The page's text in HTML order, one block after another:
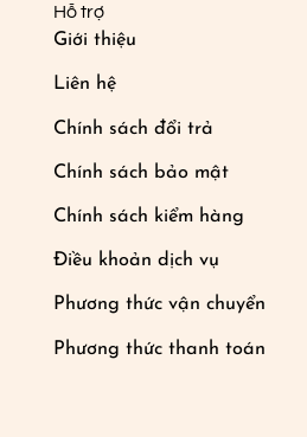
Hỗ trợ
Giới thiệu
Liên hệ
Chính sách đổi trả
Chính sách bảo mật
Chính sách kiểm hàng
Điều khoản dịch vụ
Phương thức vận chuyển
Phương thức thanh toán